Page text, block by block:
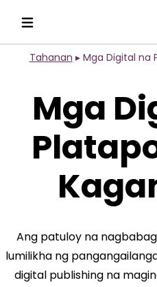
Tahanan ▸ Mga Digital na
Mga
Ang patuloy na
lumilikha ng
digital publishing na